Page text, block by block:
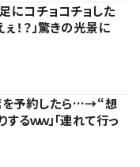
にコチョコチョした
！？」驚きの光景に
予約したら…→“想
るｗｗ」「連れて行っ